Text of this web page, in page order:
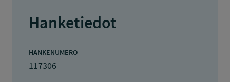
Hanketiedot
HANKENUMERO
117306